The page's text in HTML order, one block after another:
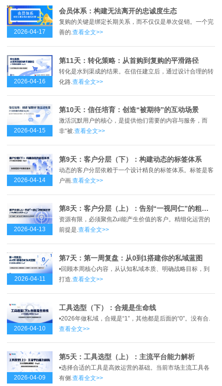
2026-04-17
会员体系：构建无法离开的忠诚度生态
复购的关键是绑定长期关系，而不仅仅是单次促销。一个完
善的.查看全文>>
2026-04-16
第11天：转化策略：从首购到复购的平滑路径
转化是水到渠成的结果。在信任建立后，通过设计合理的转
化路. 查看全文>>
2026-04-15
第10天：信任培育：创造“被期待”的互动场景
激活沉默用户的核心，是提供他们需要的内容与服务，而
非“被.查看全文>>
2026-04-14
第9天：客户分层（下）：构建动态的标签体系
动态的客户分层依赖于一个设计精良的标签体系。标签是客
户画. 查看全文>>
2026-04-13
第8天：客户分层（上）：告别“一视同仁”的粗放运营
资源有限，必须聚焦Zui能产生价值的客户。精细化运营的
前提是.查看全文>>
2026-04-11
第7天：第一周复盘：从0到1搭建你的私域蓝图
•回顾本周核心内容，从认知私域本质、明确战略目标，到
打造.查看全文>>
2026-04-10
工具选型（下）：合规是生命线
•2026年做私域，合规是“1”，其他都是后面的“0”。没有合.
查看全文>>
2026-04-09
第5天：工具选型（上）：主流平台能力解析
•选择合适的工具是高效运营的基础。当前市场主流工具各
有侧.查看全文>>